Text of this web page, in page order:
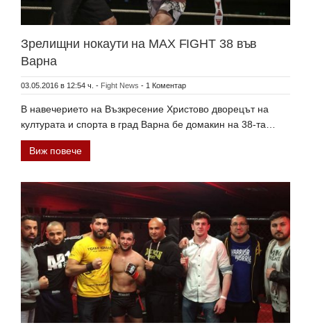
Зрелищни нокаути на MAX FIGHT 38 във
Варна
03.05.2016 в 12:54 ч. - Fight News - 1 Коментар
В навечерието на Възкресение Христово дворецът на
културата и спорта в град Варна бе домакин на 38-та…
Виж повече